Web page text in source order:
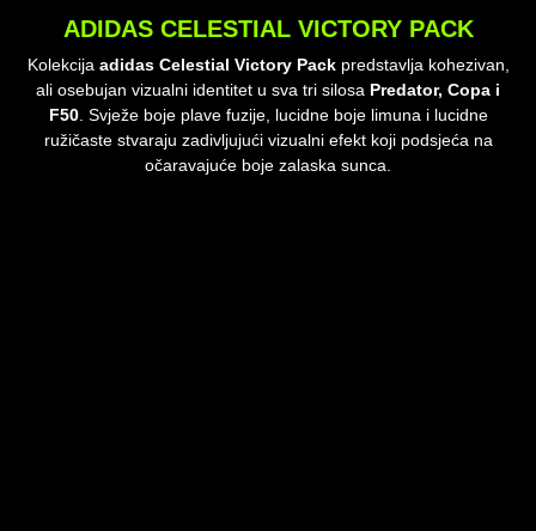
ADIDAS CELESTIAL VICTORY PACK
Kolekcija adidas Celestial Victory Packpredstavlja kohezivan,
ali osebujan vizualni identitet u sva tri silosa Predator, Copa i
F50. Svježe boje plave fuzije, lucidne boje limuna i lucidne
ružičaste stvaraju zadivljujući vizualni efekt koji podsjeća na
očaravajuće boje zalaska sunca.